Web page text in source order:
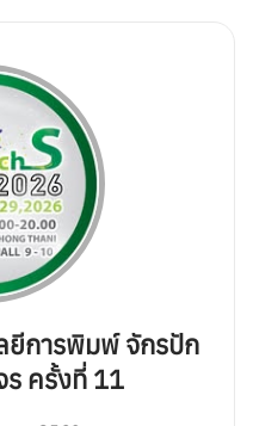
ยีการพิมพ์ จักรปัก
ครั้งที่ 11